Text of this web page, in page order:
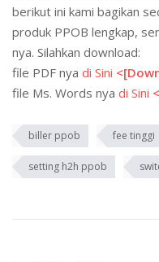
berikut ini kami bagikan
produk PPOB lengkap,
nya. Silahkan download:
file PDF nya di Sini
file Ms. Words nya di Sini
biller ppob fee tinggi
setting h2h ppob